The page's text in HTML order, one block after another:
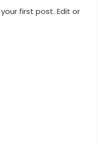
first post. Edit or